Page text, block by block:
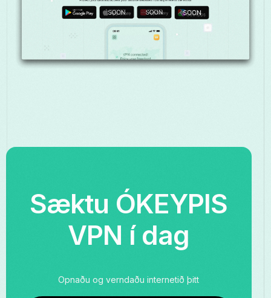
Sæktu ÓKEYPIS
VPN í dag
Opnaðu og verndaðu internetið þitt